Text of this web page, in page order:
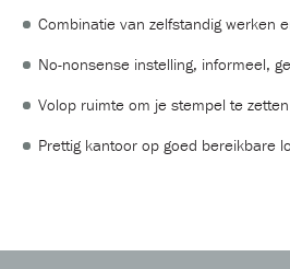
Combinatie van zelfstandig werken
No-nonsense instelling, informeel,
Volop ruimte om je stempel te
Prettig kantoor op goed bereikbare